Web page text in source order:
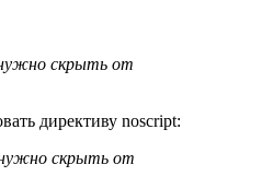
скрыть от
директиву noscript:
скрыть от